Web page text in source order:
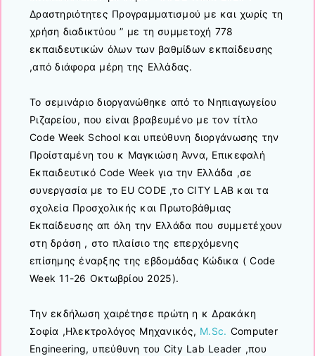
Δραστηριότητες Προγραμματισμού με και χωρίς τη
χρήση διαδικτύου ” με τη συμμετοχή 778
εκπαιδευτικών όλων των βαθμίδων εκπαίδευσης
,από διάφορα μέρη της Ελλάδας.
Το σεμινάριο διοργανώθηκε από το Νηπιαγωγείου
Ριζαρείου, που είναι βραβευμένο με τον τίτλο
Code Week School και υπεύθυνη διοργάνωσης την
Προίσταμένη του κ Μαγκιώση Άννα, Επικεφαλή
Εκπαιδευτικό Code Week για την Ελλάδα ,σε
συνεργασία με το EU CODE ,το CITY LAB και τα
σχολεία Προσχολικής και Πρωτοβάθμιας
Εκπαίδευσης απ όλη την Ελλάδα που συμμετέχουν
στη δράση , στο πλαίσιο της επερχόμενης
επίσημης έναρξης της εβδομάδας Κώδικα ( Code
Week 11-26 Οκτωβρίου 2025).
Την εκδήλωση χαιρέτησε πρώτη η κ Δρακάκη
Σοφία ,Ηλεκτρολόγος Μηχανικός, M.Sc. Computer
Engineering, υπεύθυνη του City Lab Leader ,που